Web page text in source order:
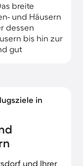
breite
und Häusern
dessen
bis hin zur
gut
in
und Ihrer